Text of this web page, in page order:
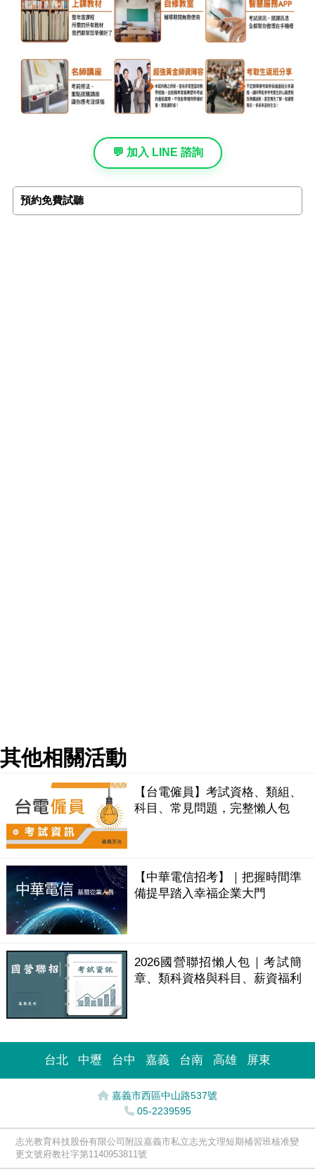
💬 加入 LINE 諮詢
預約免費試聽
其他相關活動
【台電僱員】考試資格、類組、
科目、常見問題，完整懶人包
【中華電信招考】｜把握時間準
備提早踏入幸福企業大門
2026國營聯招懶人包｜考試簡
章、類科資格與科目、薪資福利
台北 中壢 台中 嘉義 台南 高雄 屏東
嘉義市西區中山路537號
05-2239595
志光教育科技股份有限公司附設嘉義市私立志光文理短期補習班核准變
更文號府教社字第1140953811號